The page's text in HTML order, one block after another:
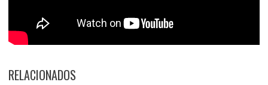
RELACIONADOS